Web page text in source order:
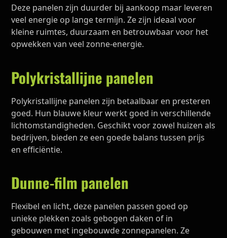
Deze panelen zijn duurder bij aankoop maar leveren
veel energie op lange termijn. Ze zijn ideaal voor
kleine ruimtes, duurzaam en betrouwbaar voor het
opwekken van veel zonne-energie.
Polykristallijne panelen
Polykristallijne panelen zijn betaalbaar en presteren
goed. Hun blauwe kleur werkt goed in verschillende
lichtomstandigheden. Geschikt voor zowel huizen als
bedrijven, bieden ze een goede balans tussen prijs
en efficiëntie.
Dunne-film panelen
Flexibel en licht, deze panelen passen goed op
unieke plekken zoals gebogen daken of in
gebouwen met ingebouwde zonnepanelen. Ze